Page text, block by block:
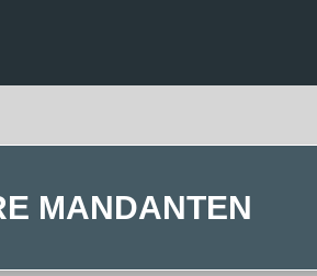
MANDANTEN